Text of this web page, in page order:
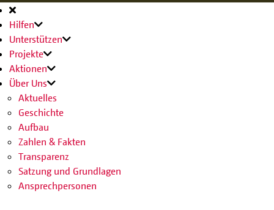
Hauptnavigation
Hilfen
Unterstützen
Projekte
Aktionen
Über Uns
Aktuelles
Geschichte
Aufbau
Zahlen & Fakten
Transparenz
Satzung und Grundlagen
Ansprechpersonen